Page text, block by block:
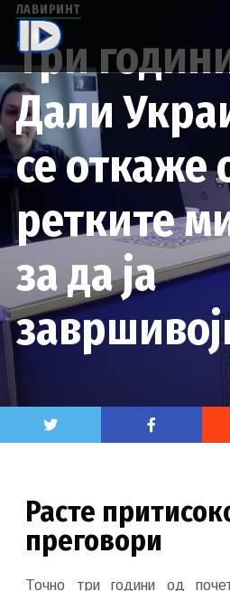
ЛАВИРИНТ
Три
Дали
се откаже
ретките
за да ја
Расте
преговори
Точно три години од